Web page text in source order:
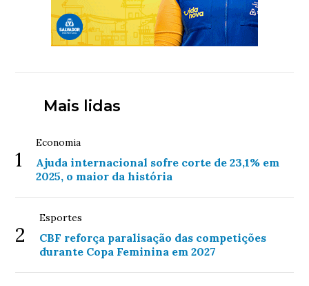
Mais lidas
1
Economia
Ajuda internacional sofre corte de 23,1% em
2025, o maior da história
2
Esportes
CBF reforça paralisação das competições
durante Copa Feminina em 2027